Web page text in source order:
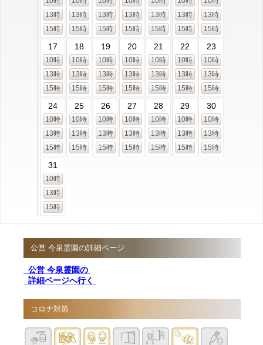
13時
15時
13時
15時
13時
15時
13時
15時
13時
15時
13時
15時
13時
15時
17
10時
13時
15時
18
10時
13時
15時
19
10時
13時
15時
20
10時
13時
15時
21
10時
13時
15時
22
10時
13時
15時
23
10時
13時
15時
24
10時
13時
15時
25
10時
13時
15時
26
10時
13時
15時
27
10時
13時
15時
28
10時
13時
15時
29
10時
13時
15時
30
10時
13時
15時
31
10時
13時
15時
公営 今泉霊園の詳細ページ
公営 今泉霊園の
詳細ページへ行く
コロナ対策